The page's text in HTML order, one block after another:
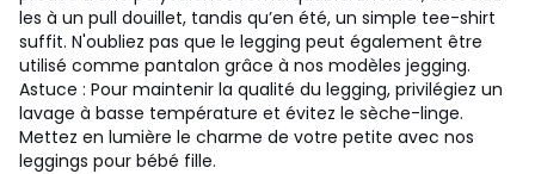
les à un pull douillet, tandis qu’en été, un simple tee-shirt
suffit. N'oubliez pas que le legging peut également être
utilisé comme pantalon grâce à nos modèles jegging.
Astuce : Pour maintenir la qualité du legging, privilégiez un
lavage à basse température et évitez le sèche-linge.
Mettez en lumière le charme de votre petite avec nos
leggings pour bébé fille.